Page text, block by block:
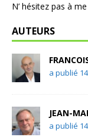
N’ hésitez pas à
AUTEURS
a publié
JEAN-
a publié